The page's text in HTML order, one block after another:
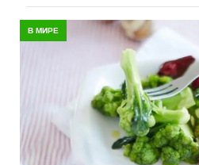
В МИРЕ